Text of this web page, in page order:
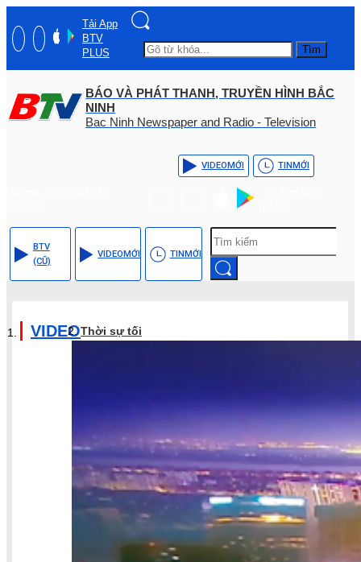
Tải App
BTV
PLUS
Tìm
BÁO VÀ PHÁT THANH, TRUYỀN HÌNH BẮC
NINH
Bac Ninh Newspaper and Radio - Television
VIDEOMỚI TINMỚI
BTV
(CŨ)
VIDEOMỚI TINMỚI
VIDEOThời sự tối